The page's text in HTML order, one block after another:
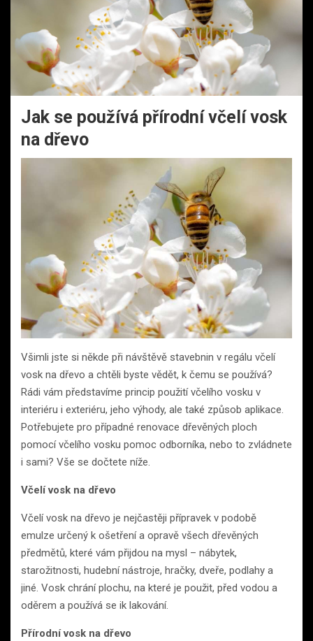
Jak se používá přírodní včelí vosk
na dřevo
Všimli jste si někde při návštěvě stavebnin v regálu včelí
vosk na dřevo a chtěli byste vědět, k čemu se používá?
Rádi vám představíme princip použití včelího vosku v
interiéru i exteriéru, jeho výhody, ale také způsob aplikace.
Potřebujete pro případné renovace dřevěných ploch
pomocí včelího vosku pomoc odborníka, nebo to zvládnete
i sami? Vše se dočtete níže.
Včelí vosk na dřevo
Včelí vosk na dřevo je nejčastěji přípravek v podobě
emulze určený k ošetření a opravě všech dřevěných
předmětů, které vám přijdou na mysl – nábytek,
starožitnosti, hudební nástroje, hračky, dveře, podlahy a
jiné. Vosk chrání plochu, na které je použit, před vodou a
oděrem a používá se ik lakování.
Přírodní vosk na dřevo